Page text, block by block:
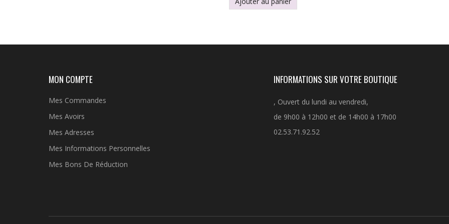
MON COMPTE
Mes Commandes
Mes Avoirs
Mes Adresses
Mes Informations Personnelles
Mes Bons De Réduction
INFORMATIONS SUR VOTRE BOUTIQUE
, Ouvert du lundi au vendredi,
de 9h00 à 12h00 et de 14h00 à 17h00
02.53.71.92.52